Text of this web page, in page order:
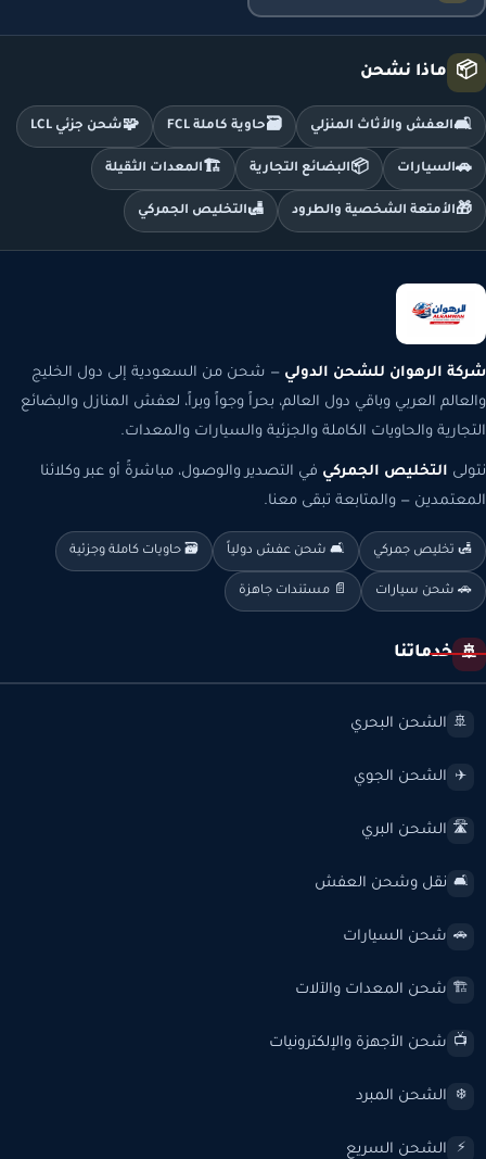
📦 ماذا نشحن
🛋️العفش والأثاث المنزلي 🗃️حاوية كاملة FCL 🧩شحن جزئي LCL
🚗السيارات 📦البضائع التجارية 🏗️ المعدات الثقيلة
🎁الأمتعة الشخصية والطرود 🛃التخليص الجمركي
شركة الرهوان للشحن الدولي — شحن من السعودية إلى دول الخليج
والعالم العربي وباقي دول العالم، بحراً وجواً وبراً، لعفش المنازل والبضائع
التجارية والحاويات الكاملة والجزئية والسيارات والمعدات.
نتولى التخليص الجمركي في التصدير والوصول، مباشرةً أو عبر وكلائنا
المعتمدين — والمتابعة تبقى معنا.
🛃 تخليص جمركي 🛋️ شحن عفش دولياً 🗃️ حاويات كاملة وجزئية
🚗 شحن سيارات 📄 مستندات جاهزة
🚢 خدماتنا
🚢 الشحن البحري
✈️ الشحن الجوي
🛣️ الشحن البري
🛋️ نقل وشحن العفش
🚗 شحن السيارات
🏗️ شحن المعدات والآلات
📺 شحن الأجهزة والإلكترونيات
❄️ الشحن المبرد
⚡ الشحن السريع